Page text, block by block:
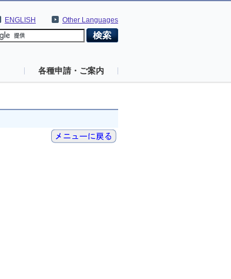
Other Languages
ENGLISH
各種申請・ご案内